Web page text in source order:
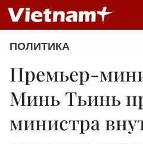
ПОЛИТИКА
Премьер-
Минь Тьинь
министра